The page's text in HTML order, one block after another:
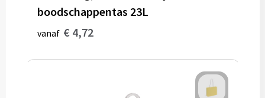
boodschappentas 23L
vanaf € 4,72